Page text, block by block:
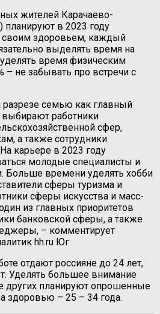
жителей Карачаево-
в 2023 году
своим здоровьем, каждый
выделять время на
время физическим
– не забывать про встречи с
семью как главный
выбирают работники
сфер,
а также сотрудники
карьере в 2023 году
молодые специалисты и
Больше времени уделять хобби
сферы туризма и
сферы искусства и масс-
из главных приоритетов
банковской сферы, а также
– комментирует
hh.ru Юг
отдают россияне до 24 лет,
Уделять большее внимание
других планируют опрошенные
здоровью – 25 – 34 года.